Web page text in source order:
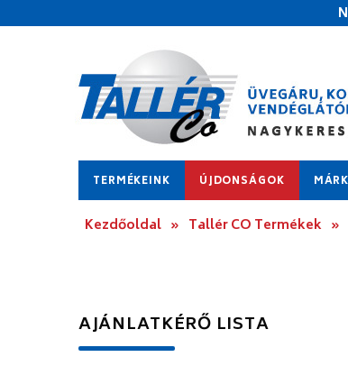
TERMÉKEINK ÚJDONSÁGOK
Kezdőoldal » Tallér CO Termékek »
AJÁNLATKÉRŐ LISTA